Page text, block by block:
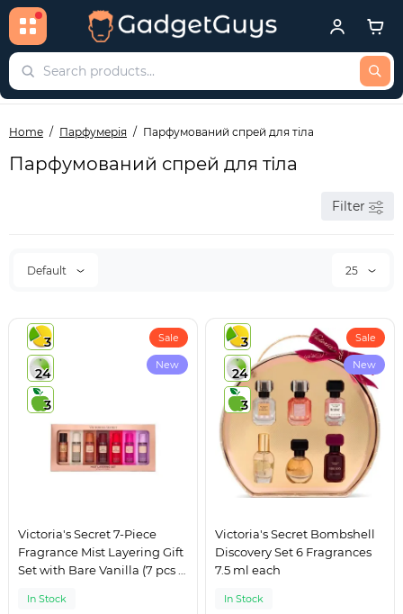
Home Парфумерія Парфумований спрей для тіла
Парфумований спрей для тіла
Filter
Default 25
3
24
3
Sale
New
Victoria's Secret 7-Piece
Fragrance Mist Layering Gift
Set with Bare Vanilla (7 pcs x
In Stock
3
24
3
Sale
New
Victoria's Secret Bombshell
Discovery Set 6 Fragrances
7.5 ml each
In Stock